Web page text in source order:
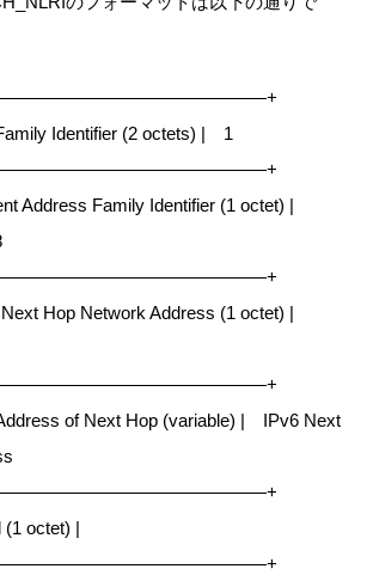
Identifier (2 octets) | 1
Address Family Identifier (1 octet) |
Next Hop Network Address (1 octet) |
of Next Hop (variable) | IPv6 Next
(1 octet) |